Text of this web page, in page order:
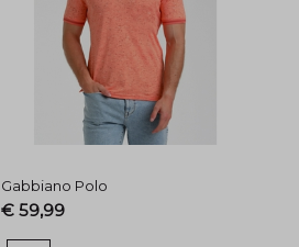
Gabbiano Polo
€ 59,99